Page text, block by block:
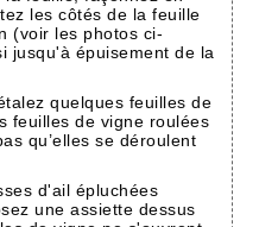
les côtés de la feuille
(voir les photos ci-
jusqu'à épuisement de la
quelques feuilles de
feuilles de vigne roulées
qu’elles se déroulent
d'ail épluchées
une assiette dessus